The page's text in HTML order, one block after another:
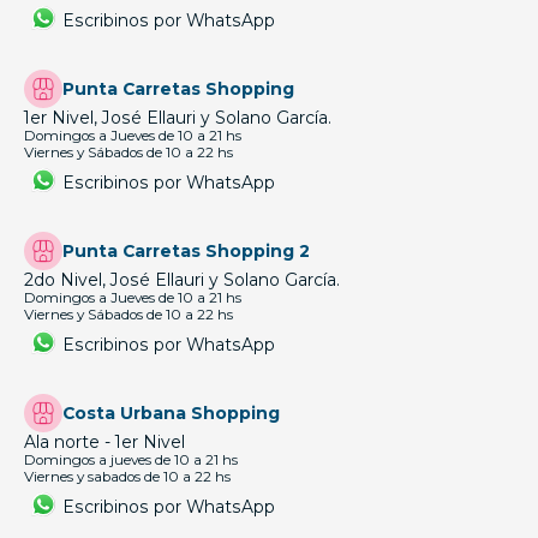
Escribinos por WhatsApp
Punta Carretas Shopping
1er Nivel, José Ellauri y Solano García.
Domingos a Jueves de 10 a 21 hs
Viernes y Sábados de 10 a 22 hs
Escribinos por WhatsApp
Punta Carretas Shopping 2
2do Nivel, José Ellauri y Solano García.
Domingos a Jueves de 10 a 21 hs
Viernes y Sábados de 10 a 22 hs
Escribinos por WhatsApp
Costa Urbana Shopping
Ala norte - 1er Nivel
Domingos a jueves de 10 a 21 hs
Viernes y sabados de 10 a 22 hs
Escribinos por WhatsApp